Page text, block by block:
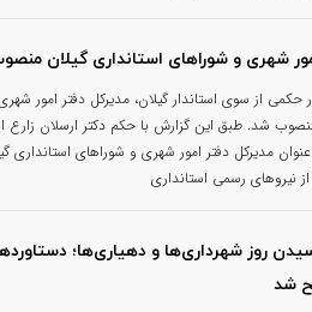
شهری و شوراهای استانداری گیلان
از سوی استاندار گیلان، مدیرکل دفتر امور
شد. طبق این گزارش با حکم دکتر ارسلان زارع
مدیرکل دفتر امور شهری و شوراهای
نیروهای رسمی استانداری
روز شهرداری‌ها و دهیاری‌ها؛
شد